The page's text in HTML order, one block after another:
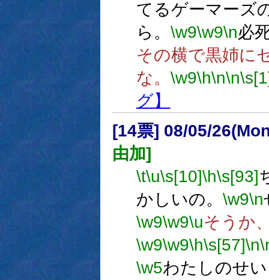
てるゲーマーズ
ら。 \w9\w9\n必
その横で黒姉に
な。 \w9\h\n\n
グ】
[14票] 08/05/
由加]
\t\u\s[10]\h\s[93]
かしいの。 \w9\n
\w9\w9\uそうか
\w9\w9\h\s[57]\n
\w5わたしのせ